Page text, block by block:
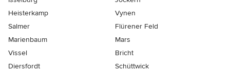
Heisterkamp
Vynen
Salmer
Flürener Feld
Marienbaum
Mars
Vissel
Bricht
Diersfordt
Schüttwick